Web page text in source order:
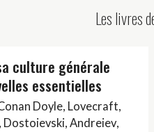
Les livres
culture générale
essentielles
Doyle, Lovecraft,
Dostoievski, Andreiev,